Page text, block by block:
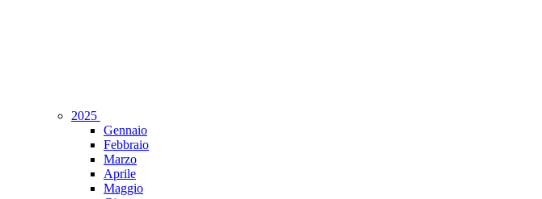
2025
Gennaio
Febbraio
Marzo
Aprile
Maggio